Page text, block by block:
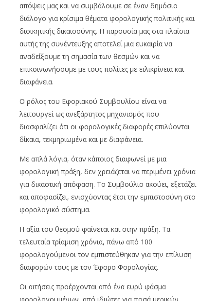
απόψεις μας και να συμβάλουμε σε έναν δημόσιο
διάλογο για κρίσιμα θέματα φορολογικής πολιτικής και
διοικητικής δικαιοσύνης. Η παρουσία μας στα πλαίσια
αυτής της συνέντευξης αποτελεί μια ευκαιρία να
αναδείξουμε τη σημασία των θεσμών και να
επικοινωνήσουμε με τους πολίτες με ειλικρίνεια και
διαφάνεια.
Ο ρόλος του Εφοριακού Συμβουλίου είναι να
λειτουργεί ως ανεξάρτητος μηχανισμός που
διασφαλίζει ότι οι φορολογικές διαφορές επιλύονται
δίκαια, τεκμηριωμένα και με διαφάνεια.
Με απλά λόγια, όταν κάποιος διαφωνεί με μια
φορολογική πράξη, δεν χρειάζεται να περιμένει χρόνια
για δικαστική απόφαση. Το Συμβούλιο ακούει, εξετάζει
και αποφασίζει, ενισχύοντας έτσι την εμπιστοσύνη στο
φορολογικό σύστημα.
Η αξία του θεσμού φαίνεται και στην πράξη. Τα
τελευταία τρίαμιση χρόνια, πάνω από 100
φορολογούμενοι τον εμπιστεύθηκαν για την επίλυση
διαφορών τους με τον Έφορο Φορολογίας.
Οι αιτήσεις προέρχονται από ένα ευρύ φάσμα